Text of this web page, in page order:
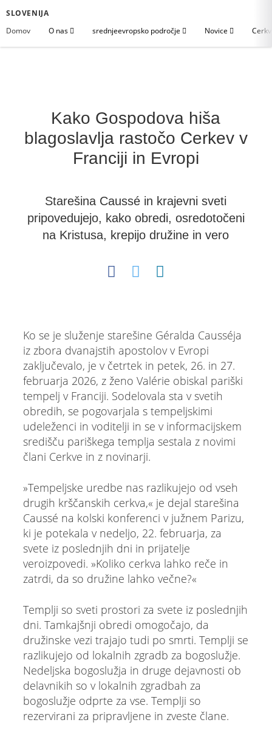
SLOVENIJA
Domov
O nas srednjeevropsko področje Novice
Kako Gospodova hiša
blagoslavlja rastočo Cerkev v
Franciji in Evropi
Starešina Caussé in krajevni sveti
pripovedujejo, kako obredi, osredotočeni
na Kristusa, krepijo družine in vero
Ko se je služenje starešine Géralda Causséja
iz zbora dvanajstih apostolov v Evropi
zaključevalo, je v četrtek in petek, 26. in 27.
februarja 2026, z ženo Valérie obiskal pariški
tempelj v Franciji. Sodelovala sta v svetih
obredih, se pogovarjala s tempeljskimi
udeleženci in voditelji in se v informacijskem
središču pariškega templja sestala z novimi
člani Cerkve in z novinarji.
»Tempeljske uredbe nas razlikujejo od vseh
drugih krščanskih cerkva,« je dejal starešina
Caussé na kolski konferenci v južnem Parizu,
ki je potekala v nedeljo, 22. februarja, za
svete iz poslednjih dni in prijatelje
veroizpovedi. »Koliko cerkva lahko reče in
zatrdi, da so družine lahko večne?«
Templji so sveti prostori za svete iz poslednjih
dni. Tamkajšnji obredi omogočajo, da
družinske vezi trajajo tudi po smrti. Templji se
razlikujejo od lokalnih zgradb za bogoslužje.
Nedeljska bogoslužja in druge dejavnosti ob
delavnikih so v lokalnih zgradbah za
bogoslužje odprte za vse. Templji so
rezervirani za pripravljene in zveste člane.